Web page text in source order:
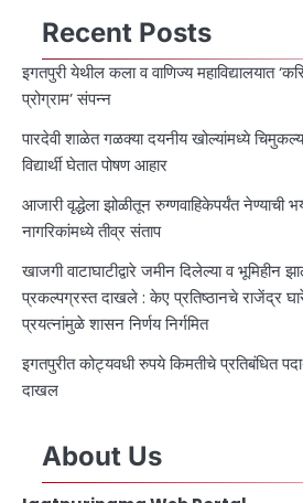
Recent Posts
इगतपुरी येथील कला व वाणिज्य महाविद्यालयात
प्रोग्राम’ संपन्न
पारदेवी शाळेत गळक्या दयनीय खोल्यांमध्ये
विद्यार्थी घेतात पोषण आहार
आजारी वृद्धेला झोळीतून रुग्णवाहिकेपर्यंत
नागरिकांमध्ये तीव्र संताप
खाजगी वाटाघाटीद्वारे जमीन दिलेल्या व भूमिहीन
प्रकल्पग्रस्त दाखले : केए प्रतिष्ठानचे राजेंद्र
प्रयत्नांमुळे शासन निर्णय निर्गमित
इगतपुरीत कोट्यवधी रुपये किमतीचे प्रतिबंधित
दाखल
About Us